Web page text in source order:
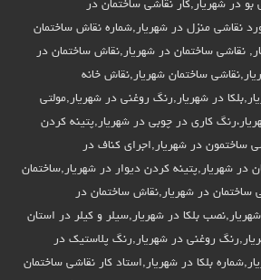
در شهریار,کار نقاشی ساختمان در
نقاشی منزل در شهریار,شماره نقاش ساختمان
نقاشی ساختمان در شهریار,نقاش ساختمان در
ساختمان شهریار,نقاش خانه
در شهریار,رنگ روغنی در شهریار,مولتی
کاری در چوبی در شهریار,پتینه کردن
ساختمون در شهریار,اجرای کناف در
در شهریار,پتینه کردن دیوار در شهریار,ساختمان
ساختمان در شهریار,نقاش ساختمان در
بلکا در شهریار,سیلر و کیلر در استان
روغنی در شهریار,رنگ پلاستیک در
بلکا در شهریار,استاد کار نقاشی ساختمان